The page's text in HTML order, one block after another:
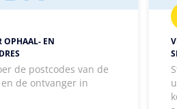
OPHAAL- EN
de postcodes van de
de ontvanger in